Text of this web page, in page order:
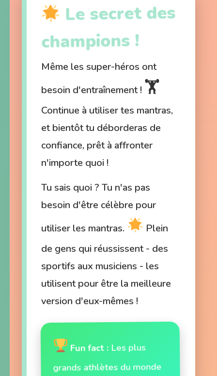
Le secret des
champions !
Même les super-héros ont
besoin d'entraînement ! 🏋️
Continue à utiliser tes mantras,
et bientôt tu déborderas de
confiance, prêt à affronter
n'importe quoi !
Tu sais quoi ? Tu n'as pas
besoin d'être célèbre pour
utiliser les mantras.
Plein
de gens qui réussissent - des
sportifs aux musiciens - les
utilisent pour être la meilleure
version d'eux-mêmes !
Fun fact : Les plus
grands athlètes du monde